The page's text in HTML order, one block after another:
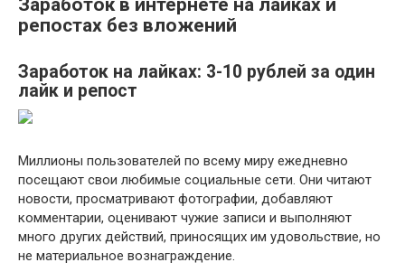
Заработок в интернете на лайках и
репостах без вложений
Заработок на лайках: 3-10 рублей за один
лайк и репост
Миллионы пользователей по всему миру ежедневно
посещают свои любимые социальные сети. Они читают
новости, просматривают фотографии, добавляют
комментарии, оценивают чужие записи и выполняют
много других действий, приносящих им удовольствие, но
не материальное вознаграждение.